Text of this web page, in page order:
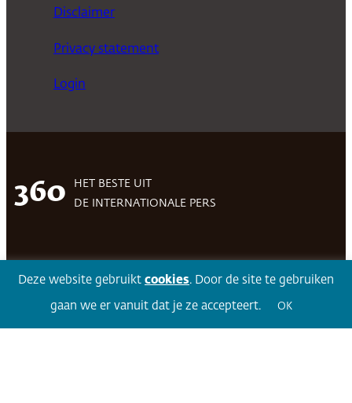
Disclaimer
Privacy statement
Login
360
HET BESTE UIT
DE INTERNATIONALE PERS
Volg 360Facebook LinkedIn Twitter
Deze website gebruikt cookies. Door de site te gebruiken
gaan we er vanuit dat je ze accepteert. OK